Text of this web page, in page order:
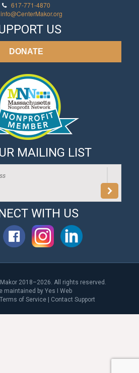
617-771-4870
info@CenterMakor.org
US
DONATE
MAILING LIST
WITH US
2018–2026. All rights reserved.
maintained byYes I Web
Terms of Service Contact Support